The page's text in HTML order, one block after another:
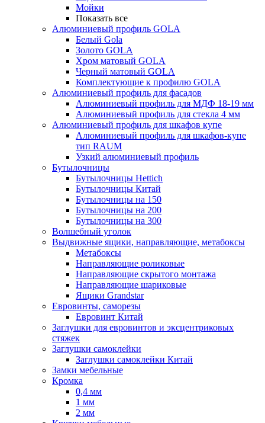
Мойки
Показать все
Алюминиевый профиль GOLA
Белый Gola
Золото GOLA
Хром матовый GOLA
Черный матовый GOLA
Комплектующие к профилю GOLA
Алюминиевый профиль для фасадов
Алюминиевый профиль для МДФ 18-19 мм
Алюминиевый профиль для стекла 4 мм
Алюминиевый профиль для шкафов купе
Алюминиевый профиль для шкафов-купе
тип RAUM
Узкий алюминиевый профиль
Бутылочницы
Бутылочницы Hettich
Бутылочницы Китай
Бутылочницы на 150
Бутылочницы на 200
Бутылочницы на 300
Волшебный уголок
Выдвижные ящики, направляющие, метабоксы
Метабоксы
Направляющие роликовые
Направляющие скрытого монтажа
Направляющие шариковые
Ящики Grandstar
Евровинты, саморезы
Евровинт Китай
Заглушки для евровинтов и эксцентриковых
стяжек
Заглушки самоклейки
Заглушки самоклейки Китай
Замки мебельные
Кромка
0,4 мм
1 мм
2 мм